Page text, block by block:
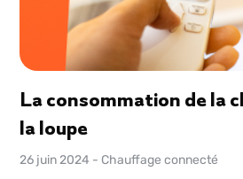
La consommation de la
la loupe
26 juin 2024 - Chauffage connecté